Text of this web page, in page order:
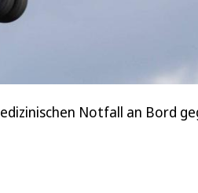
Notfall an Bord